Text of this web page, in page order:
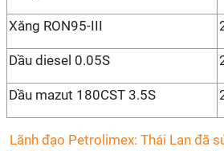
Xăng RON95-III
Dầu diesel 0.05S
Dầu mazut 180CST 3.5S
Lãnh đạo Petrolimex: Thái Lan đã